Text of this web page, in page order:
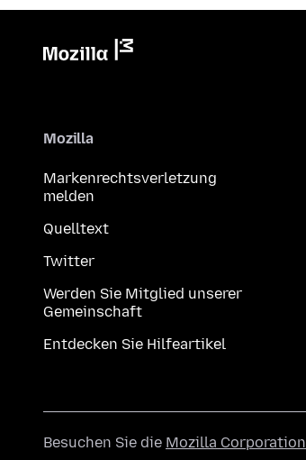
Mozilla
Markenrechtsverletzung
melden
Quelltext
Twitter
Werden Sie Mitglied unserer
Gemeinschaft
Entdecken Sie Hilfeartikel
Besuchen Sie die Mozilla Corporation